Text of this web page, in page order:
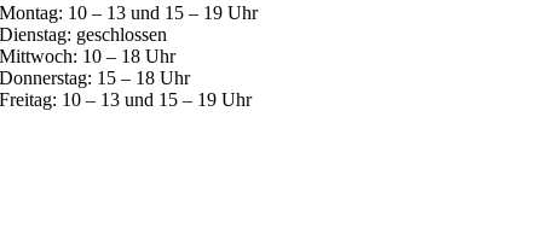
Montag: 10 – 13 und 15 – 19 Uhr
Dienstag: geschlossen
Mittwoch: 10 – 18 Uhr
Donnerstag: 15 – 18 Uhr
Freitag: 10 – 13 und 15 – 19 Uhr